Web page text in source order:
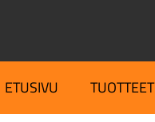
ETUSIVU TUOTTEET